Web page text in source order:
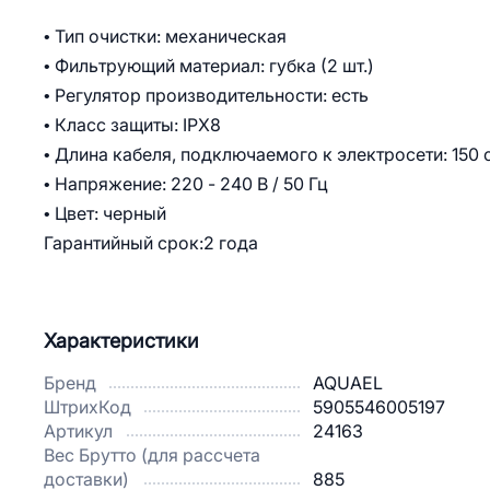
• Тип очистки: механическая
• Фильтрующий материал: губка (2 шт.)
• Регулятор производительности: есть
• Класс защиты: IPX8
• Длина кабеля, подключаемого к электросети: 150
• Напряжение: 220 - 240 В / 50 Гц
• Цвет: черный
Гарантийный срок:2 года
Характеристики
Бренд
AQUAEL
ШтрихКод
5905546005197
Артикул
24163
Вес Брутто (для рассчета
доставки)
885